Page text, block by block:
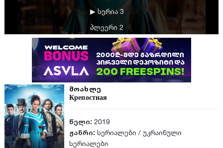
▶ სერია 3
პლეერი 2
▶ სერია 4
პლეერი 2
▶ სერია 5
პლეერი 2
პლეერი 2
▶ სერია 7
მოახლე
Крепостная
წელი: 2019
ჟანრი: სერიალები / უკრაინული
სერიალები